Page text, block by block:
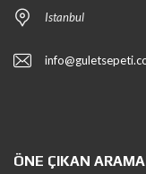
Istanbul
ÖNE ÇIKAN